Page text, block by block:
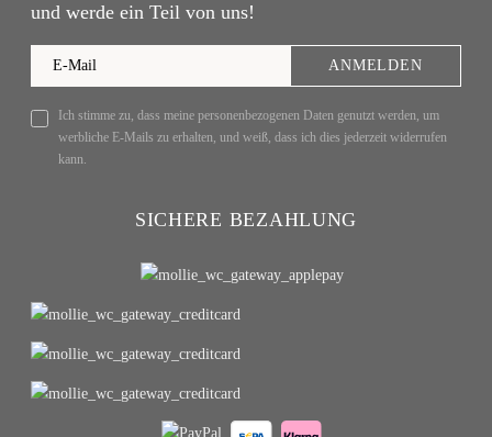
und werde ein Teil von uns!
Ich stimme zu, dass meine personenbezogenen Daten genutzt werden, um
werbliche E-Mails zu erhalten, und weiß, dass ich dies jederzeit widerrufen
kann.
ANMELDEN
SICHERE BEZAHLUNG